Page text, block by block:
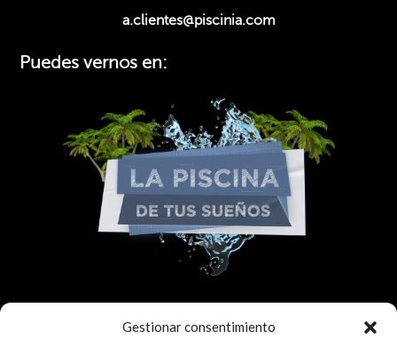
Gestionar consentimiento
a.clientes@piscinia.com
Puedes vernos en:
Colaborador: